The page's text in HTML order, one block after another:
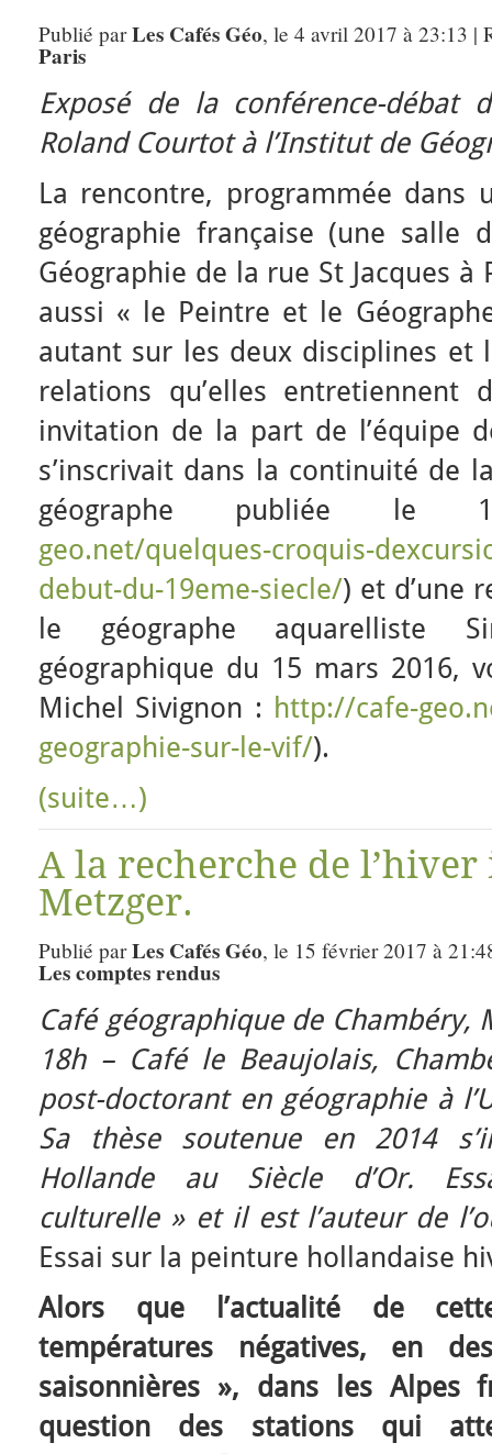
Publié parLes Cafés Géo, le 4 avril 2017 à 23:13 |
Paris
Exposé de la conférence-débat
Roland Courtot à l’Institut de
La rencontre, programmée dans
géographie française (une salle
Géographie de la rue St Jacques à
aussi « le Peintre et le
autant sur les deux disciplines et
relations qu’elles entretiennent
invitation de la part de l’équipe
s’inscrivait dans la continuité de
géographe publiée le
geo.net/quelques-croquis-
debut-du-19eme-siecle/) et d’une
le géographe aquarelliste
géographique du 15 mars 2016,
Michel Sivignon : http://cafe-
geographie-sur-le-vif/).
(suite…)
A la recherche de
Metzger.
Publié parLes Cafés Géo, le 15 février 2017 à
Les comptes rendus
Café géographique de Chambéry,
18h – Café le Beaujolais,
post-doctorant en géographie à
Sa thèse soutenue en 2014
Hollande au Siècle d’Or.
culturelle » et il est l’auteur de
Essai sur la peinture hollandaise
Alors que l’actualité de
températures négatives, en
saisonnières », dans les Alpes
question des stations qui